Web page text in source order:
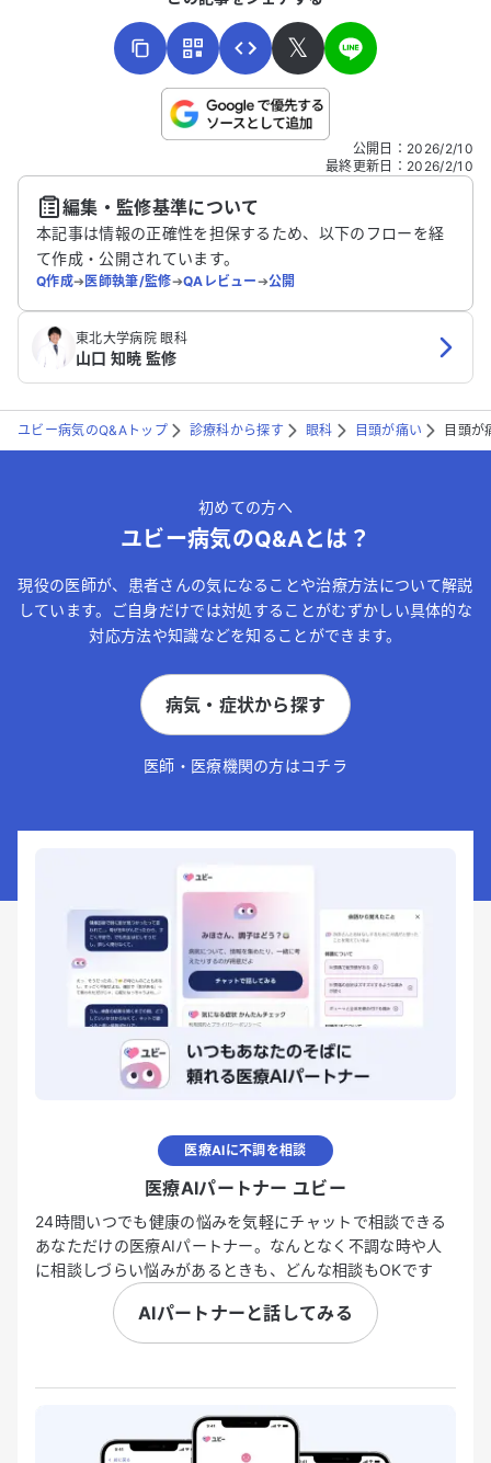
こちらは送信専用のフォームです。氏名やご自身の病気の詳細な
送信する
𝕏
公開日 ： 2026/2/10
最終更新日 ： 2026/2/10
編集・監修基準について
本記事は情報の正確性を担保するため、以下のフローを経
て作成・公開されています。
Q作成➔医師執筆/監修➔QAレビュー➔公開
東北大学病院 眼科
山口 知暁 監修
ユビー病気のQ&Aトップ 診療科から探す 眼科 目頭が痛い 目頭が
初めての方へ
ユビー病気のQ&Aとは？
現役の医師が、患者さんの気になることや治療方法について解説
しています。ご自身だけでは対処することがむずかしい具体的な
対応方法や知識などを知ることができます。
病気・症状から探す
医師・医療機関の方はコチラ
医療AIに不調を相談
医療AIパートナー ユビー
24時間いつでも健康の悩みを気軽にチャットで相談できる
あなただけの医療AIパートナー。なんとなく不調な時や人
に相談しづらい悩みがあるときも、どんな相談もOKです
AIパートナーと話してみる